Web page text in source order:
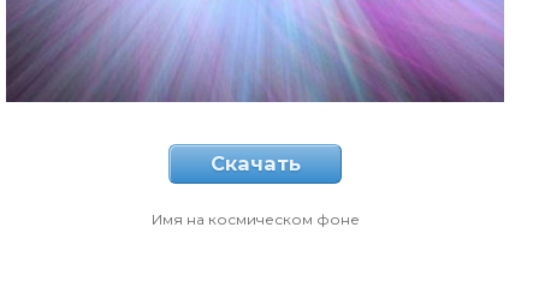
Скачать
Имя на космическом фоне